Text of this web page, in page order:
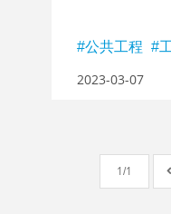
公共工程
2023-03-07
1 1